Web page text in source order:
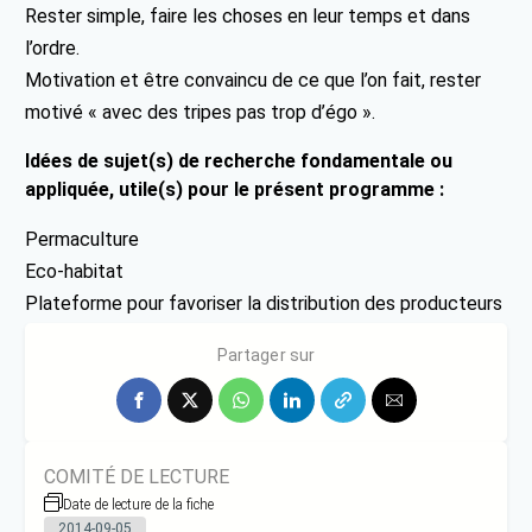
Rester simple, faire les choses en leur temps et dans
l’ordre.
Motivation et être convaincu de ce que l’on fait, rester
motivé « avec des tripes pas trop d’égo ».
Idées de sujet(s) de recherche fondamentale ou
appliquée, utile(s) pour le présent programme :
Permaculture
Eco-habitat
Plateforme pour favoriser la distribution des producteurs
Partager sur
COMITÉ DE LECTURE
Date de lecture de la fiche
2014-09-05